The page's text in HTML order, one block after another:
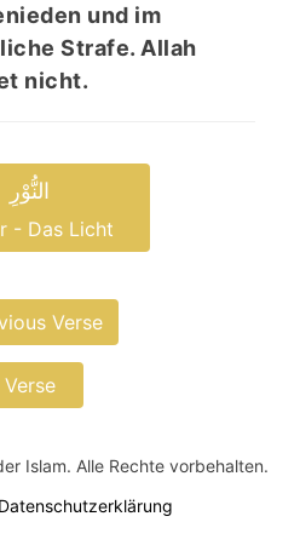
und im
Strafe. Allah
nicht.
النُّوْرِ
- Das Licht
Verse
Islam. Alle Rechte vorbehalten.
Datenschutzerklärung